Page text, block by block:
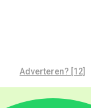
Adverteren? [12]